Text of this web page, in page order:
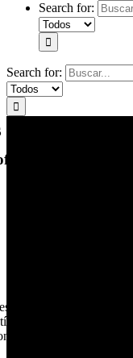
Search for:
Search for:
que
un programa de
más reconocidos y
las habilidades y